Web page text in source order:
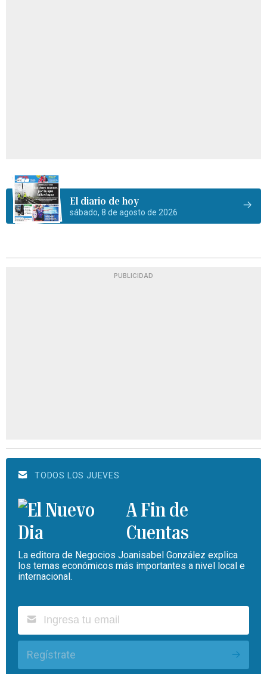
El diario de hoy
sábado, 8 de agosto de 2026
PUBLICIDAD
TODOS LOS JUEVES
A Fin de
Cuentas
La editora de Negocios Joanisabel González explica
los temas económicos más importantes a nivel local e
internacional.
Regístrate